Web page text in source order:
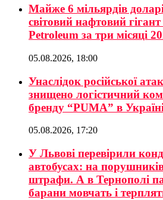
Майже 6 мільярдів
світовий нафтовий
Petroleum за три місяці
05.08.2026, 18:00
Унаслідок російської
знищено логістичний
бренду “PUMA” в
05.08.2026, 17:20
У Львові перевірили
автобусах: на
штрафи. А в Тернополі
барани мовчать і